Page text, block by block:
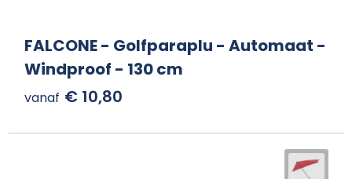
FALCONE - Golfparaplu - Automaat -
Windproof - 130 cm
vanaf € 10,80